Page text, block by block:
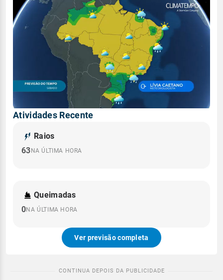
Atividades Recente
Raios
63NA ÚLTIMA HORA
Queimadas
0NA ÚLTIMA HORA
Ver previsão completa